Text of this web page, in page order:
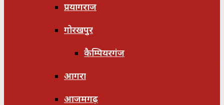
प्रयागराज
गोरखपुर
कैम्पियरगंज
आगरा
आजमगढ़